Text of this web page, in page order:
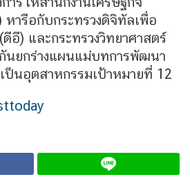
ารือกับกระทรวงดิจิทัลเพื่อ
อี) และกระทรวงวิทยาศาสตร์
นยกร่างแผนแม่บทการพัฒนา
ป็นอุตสาหกรรมเป้าหมายที่ 12